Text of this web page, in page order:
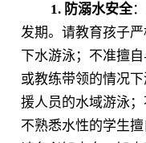
1. 防溺水安全
发期。请教育孩子
下水游泳；不准擅
或教练带领的情况
援人员的水域游泳
不熟悉水性的学生